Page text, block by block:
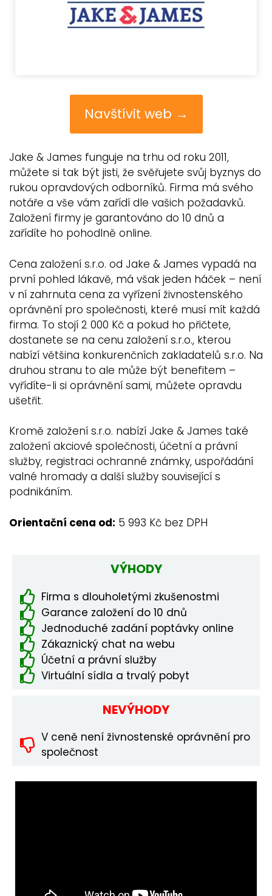
Navštívit web →
Jake & James funguje na trhu od roku 2011,
můžete si tak být jisti, že svěřujete svůj byznys do
rukou opravdových odborníků. Firma má svého
notáře a vše vám zařídí dle vašich požadavků.
Založení firmy je garantováno do 10 dnů a
zařídíte ho pohodlně online.
Cena založení s.r.o. od Jake & James vypadá na
první pohled lákavě, má však jeden háček – není
v ní zahrnuta cena za vyřízení živnostenského
oprávnění pro společnosti, které musí mít každá
firma. To stojí 2 000 Kč a pokud ho přičtete,
dostanete se na cenu založení s.r.o., kterou
nabízí většina konkurenčních zakladatelů s.r.o. Na
druhou stranu to ale může být benefitem –
vyřídíte-li si oprávnění sami, můžete opravdu
ušetřit.
Kromě založení s.r.o. nabízí Jake & James také
založení akciové společnosti, účetní a právní
služby, registraci ochranné známky, uspořádání
valné hromady a další služby související s
podnikáním.
Orientační cena od: 5 993 Kč bez DPH
VÝHODY
Firma s dlouholetými zkušenostmi
Garance založení do 10 dnů
Jednoduché zadání poptávky online
Zákaznický chat na webu
Účetní a právní služby
Virtuální sídla a trvalý pobyt
NEVÝHODY
V ceně není živnostenské oprávnění pro
společnost